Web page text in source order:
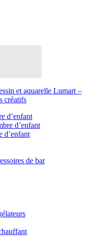
et aquarelle Lumart –
créatifs
d’enfant
d’enfant
d’enfant
de bar